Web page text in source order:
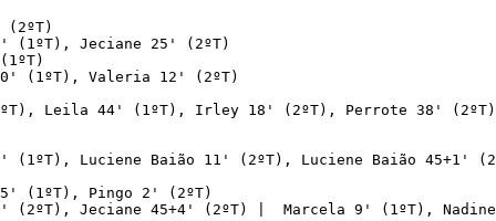
Jeciane 25' (2ºT)
(1ºT), Valeria 12' (2ºT)
Leila 44' (1ºT), Irley 18' (2ºT), Perrote 38' (2ºT)
Luciene Baião 11' (2ºT), Luciene Baião 45+1'
(1ºT), Pingo 2' (2ºT)
Jeciane 45+4' (2ºT) |  Marcela 9' (1ºT),